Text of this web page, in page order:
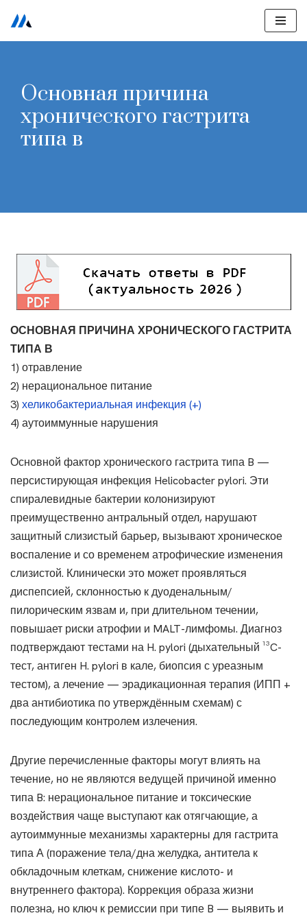
Перейти
Основная причина
хронического гастрита
типа в
ОСНОВНАЯ ПРИЧИНА ХРОНИЧЕСКОГО ГАСТРИТА
ТИПА В
1) отравление
2) нерациональное питание
3) хеликобактериальная инфекция (+)
4) аутоиммунные нарушения
Основной фактор хронического гастрита типа B —
персистирующая инфекция Helicobacter pylori. Эти
спиралевидные бактерии колонизируют
преимущественно антральный отдел, нарушают
защитный слизистый барьер, вызывают хроническое
воспаление и со временем атрофические изменения
слизистой. Клинически это может проявляться
диспепсией, склонностью к дуоденальным/
пилорическим язвам и, при длительном течении,
повышает риски атрофии и MALT-лимфомы. Диагноз
подтверждают тестами на H. pylori (дыхательный ¹³C-
тест, антиген H. pylori в кале, биопсия с уреазным
тестом), а лечение — эрадикационная терапия (ИПП +
два антибиотика по утверждённым схемам) с
последующим контролем излечения.
Другие перечисленные факторы могут влиять на
течение, но не являются ведущей причиной именно
типа B: нерациональное питание и токсические
воздействия чаще выступают как отягчающие, а
аутоиммунные механизмы характерны для гастрита
типа А (поражение тела/дна желудка, антитела к
обкладочным клеткам, снижение кислото- и
внутреннего фактора). Коррекция образа жизни
полезна, но ключ к ремиссии при типе B — выявить и